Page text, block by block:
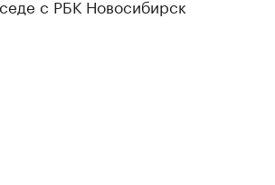
с РБК Новосибирск